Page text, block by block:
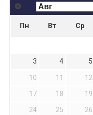
Пн Вт Ср
3
4 5
10
11 12
17
18 19
24
25 26